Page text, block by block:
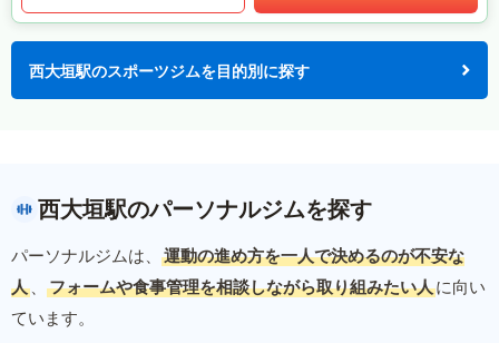
西大垣駅のスポーツジムを目的別に探す
西大垣駅のパーソナルジムを探す
パーソナルジムは、
運動の進め方を一人で決めるのが不安な
人 、 フォームや食事管理を相談しながら取り組みたい人に向い
ています。